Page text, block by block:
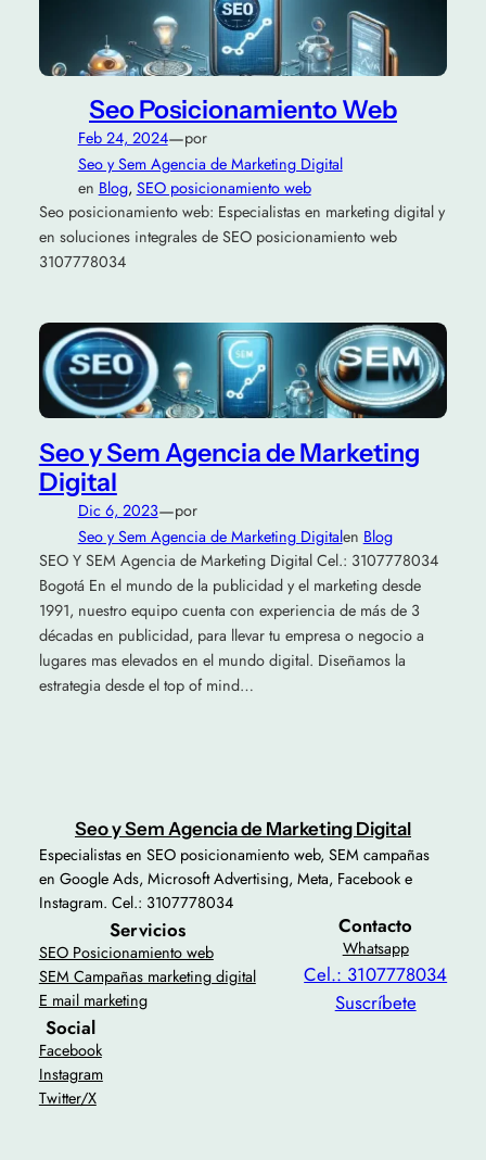
Seo Posicionamiento Web
Feb 24, 2024—por
Seo y Sem Agencia de Marketing Digital
en Blog, SEO posicionamiento web
Seo posicionamiento web: Especialistas en marketing digital y
en soluciones integrales de SEO posicionamiento web
3107778034
Seo y Sem Agencia de Marketing
Digital
Dic 6, 2023—por
Seo y Sem Agencia de Marketing Digitalen Blog
SEO Y SEM Agencia de Marketing Digital Cel.: 3107778034
Bogotá En el mundo de la publicidad y el marketing desde
1991, nuestro equipo cuenta con experiencia de más de 3
décadas en publicidad, para llevar tu empresa o negocio a
lugares mas elevados en el mundo digital. Diseñamos la
estrategia desde el top of mind…
Seo y Sem Agencia de Marketing Digital
Especialistas en SEO posicionamiento web, SEM campañas
en Google Ads, Microsoft Advertising, Meta, Facebook e
Instagram. Cel.: 3107778034
Servicios
SEO Posicionamiento web
SEM Campañas marketing digital
E mail marketing
Contacto
Whatsapp
Cel.: 3107778034
Suscríbete
Social
Facebook
Instagram
Twitter/X